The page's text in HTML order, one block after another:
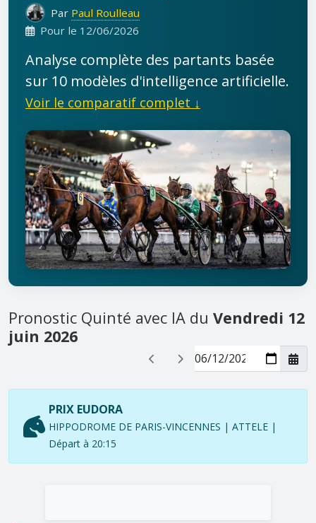
Par Paul Roulleau
Pour le 12/06/2026
Analyse complète des partants basée
sur 10 modèles d'intelligence artificielle.
Voir le comparatif complet ↓
Pronostic Quinté avec IA du Vendredi 12
juin 2026
PRIX EUDORA
HIPPODROME DE PARIS-VINCENNES | ATTELE |
Départ à 20:15